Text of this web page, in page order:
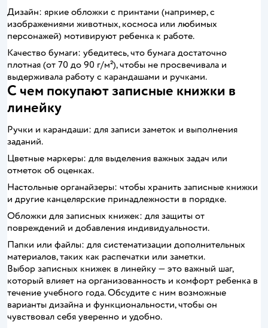
Дизайн: яркие обложки с принтами (например, с
изображениями животных, космоса или любимых
персонажей) мотивируют ребенка к работе.
Качество бумаги: убедитесь, что бумага достаточно
плотная (от 70 до 90 г/м²), чтобы не просвечивала и
выдерживала работу с карандашами и ручками.
С чем покупают записные книжки в
линейку
Ручки и карандаши: для записи заметок и выполнения
заданий.
Цветные маркеры: для выделения важных задач или
отметок об оценках.
Настольные органайзеры: чтобы хранить записные книжки
и другие канцелярские принадлежности в порядке.
Обложки для записных книжек: для защиты от
повреждений и добавления индивидуальности.
Папки или файлы: для систематизации дополнительных
материалов, таких как распечатки или заметки.
Выбор записных книжек в линейку — это важный шаг,
который влияет на организованность и комфорт ребенка в
течение учебного года. Обсудите с ним возможные
варианты дизайна и функциональности, чтобы он
чувствовал себя уверенно и удобно.